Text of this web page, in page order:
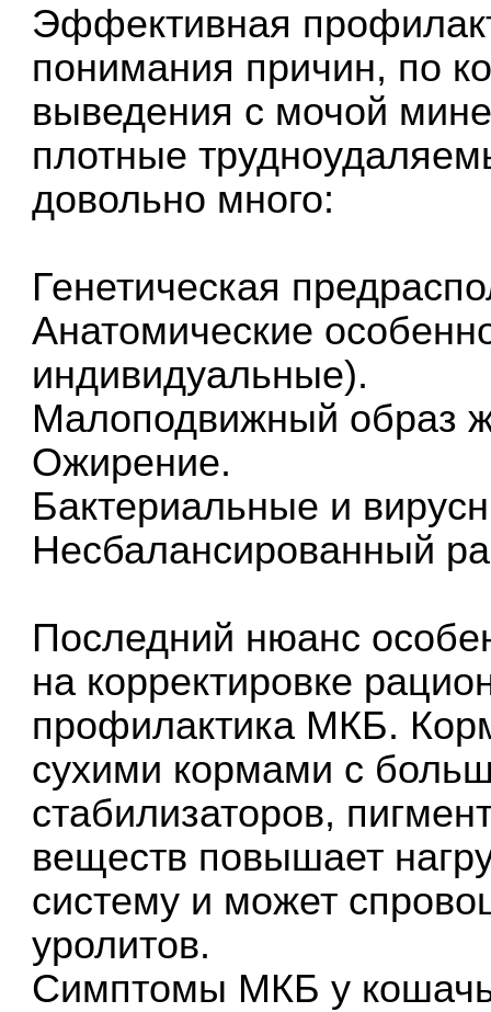
Эффективная
понимания причин, по
выведения с мочой
плотные
довольно много:
Генетическая
Анатомические
индивидуальные).
Малоподвижный образ
Ожирение.
Бактериальные и
Несбалансированный
Последний нюанс
на корректировке
профилактика МКБ.
сухими кормами с
стабилизаторов,
веществ повышает
систему и может
уролитов.
Симптомы МКБ у